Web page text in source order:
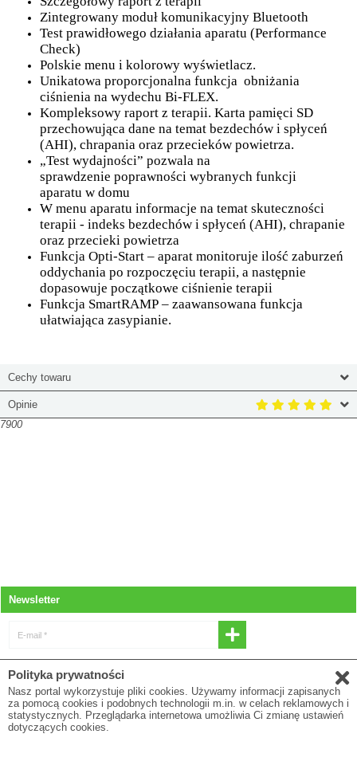
Zintegrowany moduł komunikacyjny Bluetooth
Test prawidłowego działania aparatu (Performance
Check)
Polskie menu i kolorowy wyświetlacz.
Unikatowa proporcjonalna funkcja obniżania
ciśnienia na wydechu Bi-FLEX.
Kompleksowy raport z terapii. Karta pamięci SD
przechowująca dane na temat bezdechów i spłyceń
(AHI), chrapania oraz przecieków powietrza.
„Test wydajności” pozwala na
sprawdzenie poprawności wybranych funkcji
aparatu w domu
W menu aparatu informacje na temat skuteczności
terapii - indeks bezdechów i spłyceń (AHI), chrapanie
oraz przecieki powietrza
Funkcja Opti-Start – aparat monitoruje ilość zaburzeń
oddychania po rozpoczęciu terapii, a następnie
dopasowuje początkowe ciśnienie terapii
Funkcja SmartRAMP – zaawansowana funkcja
ułatwiająca zasypianie.
Cechy towaru
Opinie
7900
Newsletter
E-mail *
newslettera
E-mail
Polityka prywatności
Nasz portal wykorzystuje pliki cookies. Używamy informacji zapisanych
za pomocą cookies i podobnych technologii m.in. w celach reklamowych i
statystycznych. Przeglądarka internetowa umożliwia Ci zmianę ustawień
dotyczących cookies.